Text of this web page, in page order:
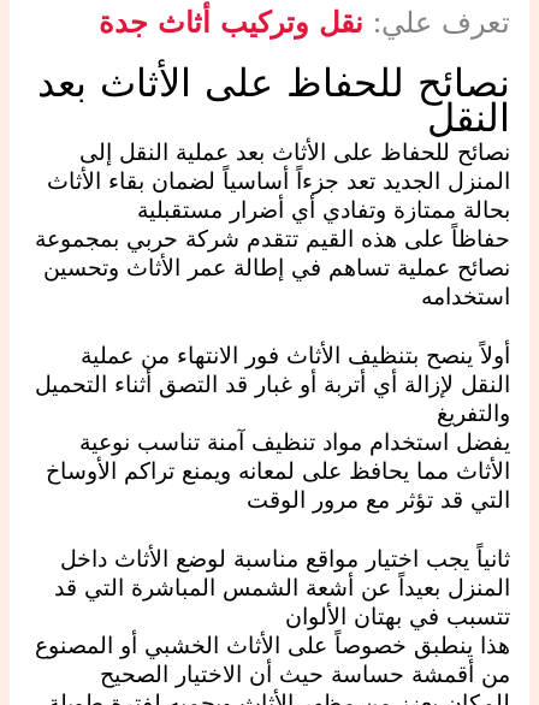
تعرف علي: نقل وتركيب أثاث جدة
نصائح للحفاظ على الأثاث بعد
النقل
نصائح للحفاظ على الأثاث بعد عملية النقل إلى
المنزل الجديد تعد جزءاً أساسياً لضمان بقاء الأثاث
بحالة ممتازة وتفادي أي أضرار مستقبلية
حفاظاً على هذه القيم تتقدم شركة حربي بمجموعة
نصائح عملية تساهم في إطالة عمر الأثاث وتحسين
استخدامه
أولاً ينصح بتنظيف الأثاث فور الانتهاء من عملية
النقل لإزالة أي أتربة أو غبار قد التصق أثناء التحميل
والتفريغ
يفضل استخدام مواد تنظيف آمنة تناسب نوعية
الأثاث مما يحافظ على لمعانه ويمنع تراكم الأوساخ
التي قد تؤثر مع مرور الوقت
ثانياً يجب اختيار مواقع مناسبة لوضع الأثاث داخل
المنزل بعيداً عن أشعة الشمس المباشرة التي قد
تتسبب في بهتان الألوان
هذا ينطبق خصوصاً على الأثاث الخشبي أو المصنوع
من أقمشة حساسة حيث أن الاختيار الصحيح